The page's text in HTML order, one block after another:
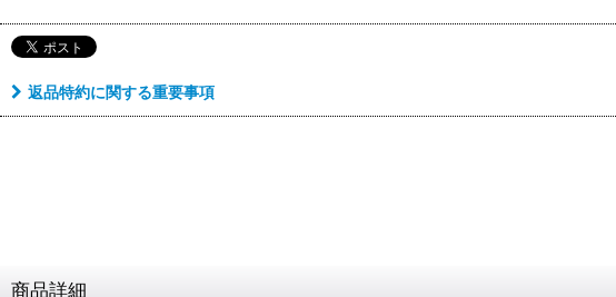
返品特約に関する重要事項
商品詳細